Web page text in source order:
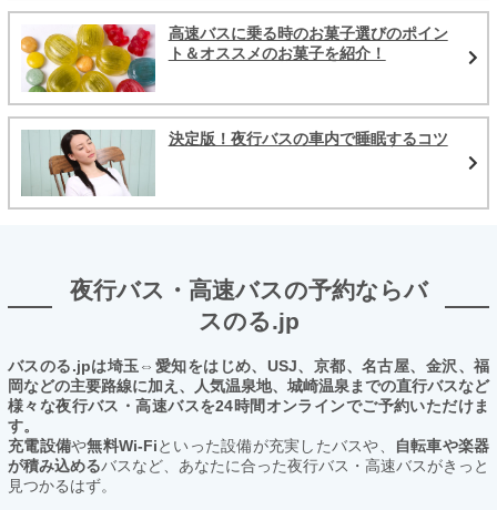
高速バスに乗る時のお菓子選びのポイン
ト＆オススメのお菓子を紹介！
決定版！夜行バスの車内で睡眠するコツ
夜行バス・高速バスの予約ならバ
スのる.jp
バスのる.jpは埼玉⇔愛知をはじめ、USJ、京都、名古屋、金沢、福
岡などの主要路線に加え、人気温泉地、城崎温泉までの直行バスなど
様々な夜行バス・高速バスを24時間オンラインでご予約いただけま
す。
充電設備や無料Wi-Fiといった設備が充実したバスや、
自転車や楽器
が積み込めるバスなど、あなたに合った夜行バス・高速バスがきっと
見つかるはず。